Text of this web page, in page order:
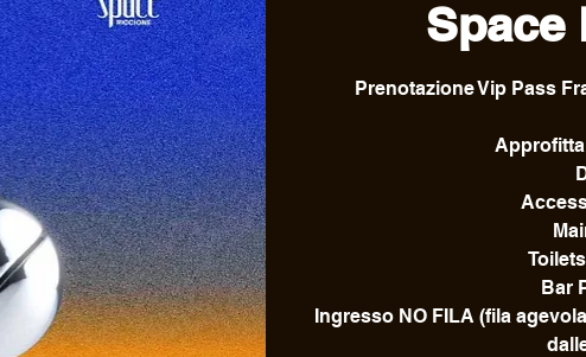
Space
Prenotazione Vip Pass
Bar
Ingresso NO FILA (fila